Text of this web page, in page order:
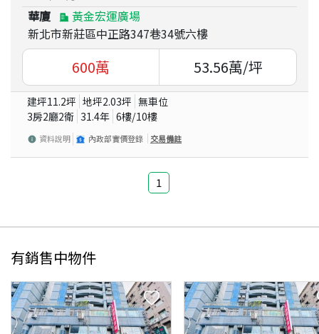
華廈
黃金宏運廣場
新北市新莊區中正路347巷34號六樓
600萬 53.56萬/坪
建坪11.2坪 地坪2.03坪 無車位
3房2廳2衛 31.4年 6樓/10樓
資料說明 內政部實價登錄 交易備註
1
有銷售中物件